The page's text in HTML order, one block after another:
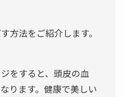
方法をご紹介します。
をすると、頭皮の血
ります。健康で美しい